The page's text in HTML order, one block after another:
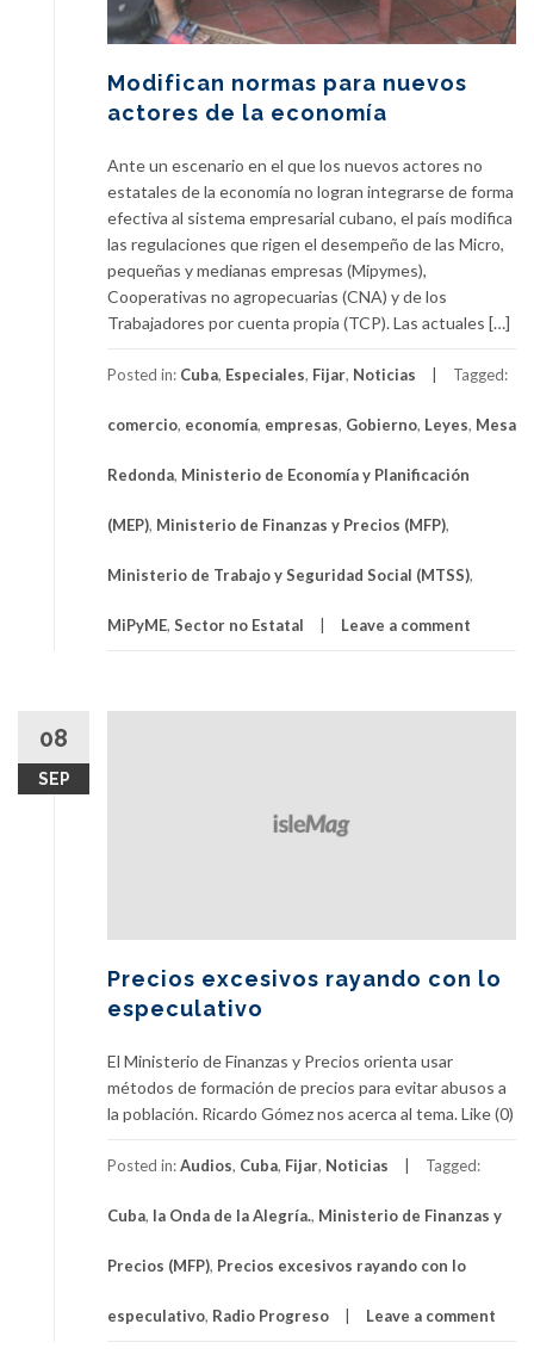
Modifican normas para nuevos
actores de la economía
Ante un escenario en el que los nuevos actores no
estatales de la economía no logran integrarse de forma
efectiva al sistema empresarial cubano, el país modifica
las regulaciones que rigen el desempeño de las Micro,
pequeñas y medianas empresas (Mipymes),
Cooperativas no agropecuarias (CNA) y de los
Trabajadores por cuenta propia (TCP). Las actuales […]
Posted in: Cuba, Especiales, Fijar, Noticias Tagged:
comercio, economía, empresas, Gobierno, Leyes, Mesa
Redonda, Ministerio de Economía y Planificación
(MEP), Ministerio de Finanzas y Precios (MFP),
Ministerio de Trabajo y Seguridad Social (MTSS),
MiPyME, Sector no Estatal Leave a comment
08
SEP
Precios excesivos rayando con lo
especulativo
El Ministerio de Finanzas y Precios orienta usar
métodos de formación de precios para evitar abusos a
la población. Ricardo Gómez nos acerca al tema. Like (0)
Posted in:Audios, Cuba, Fijar, Noticias Tagged:
Cuba, la Onda de la Alegría., Ministerio de Finanzas y
Precios (MFP), Precios excesivos rayando con lo
especulativo, Radio Progreso Leave a comment